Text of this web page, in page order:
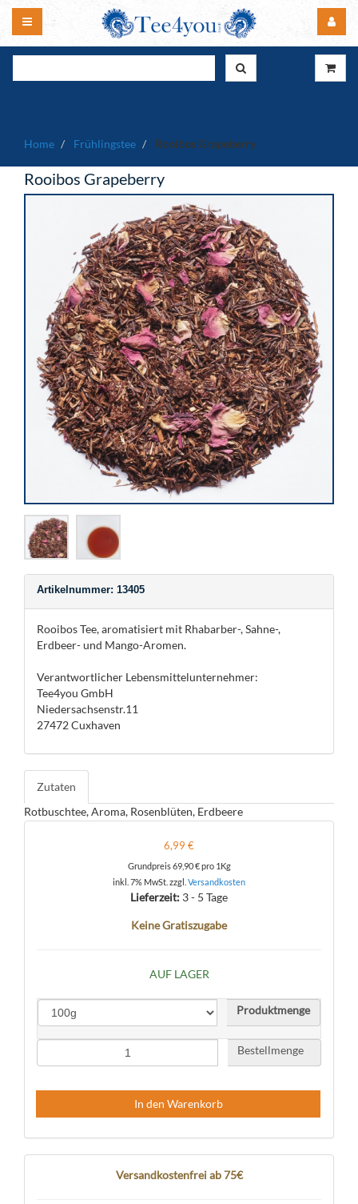
Home Frühlingstee Rooibos Grapeberry
Rooibos Grapeberry
Artikelnummer: 13405
Rooibos Tee, aromatisiert mit Rhabarber-, Sahne-,
Erdbeer- und Mango-Aromen.
Verantwortlicher Lebensmittelunternehmer:
Tee4you GmbH
Niedersachsenstr.11
27472 Cuxhaven
Zutaten
Rotbuschtee, Aroma, Rosenblüten, Erdbeere
6,99 €
Grundpreis69,90 €pro 1Kg
inkl. 7% MwSt. zzgl. Versandkosten
Lieferzeit: 3 - 5 Tage
Keine Gratiszugabe
AUF LAGER
Produktmenge
Bestellmenge
In den Warenkorb
Versandkostenfrei ab 75€